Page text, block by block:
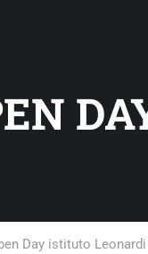
Day istituto